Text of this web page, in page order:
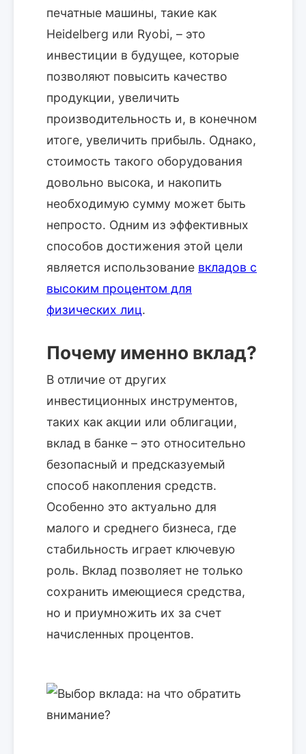
печатные машины, такие как
Heidelberg или Ryobi, – это
инвестиции в будущее, которые
позволяют повысить качество
продукции, увеличить
производительность и, в конечном
итоге, увеличить прибыль. Однако,
стоимость такого оборудования
довольно высока, и накопить
необходимую сумму может быть
непросто. Одним из эффективных
способов достижения этой цели
является использование вкладов с
высоким процентом для
физических лиц.
Почему именно вклад?
В отличие от других
инвестиционных инструментов,
таких как акции или облигации,
вклад в банке – это относительно
безопасный и предсказуемый
способ накопления средств.
Особенно это актуально для
малого и среднего бизнеса, где
стабильность играет ключевую
роль. Вклад позволяет не только
сохранить имеющиеся средства,
но и приумножить их за счет
начисленных процентов.